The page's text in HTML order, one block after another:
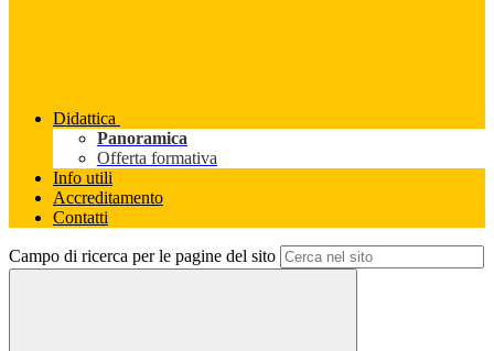
Didattica
Panoramica
Offerta formativa
Info utili
Accreditamento
Contatti
Campo di ricerca per le pagine del sito